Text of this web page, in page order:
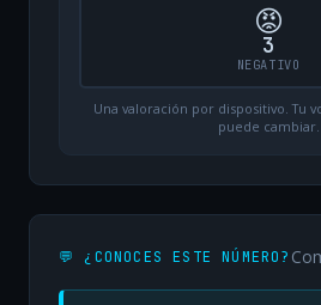
😡
3
NEGATIVO
Una valoración por dispositivo. Tu
puede cambiar.
💬 ¿CONOCES ESTE NÚMERO?